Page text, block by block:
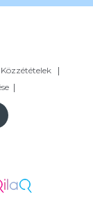
Közzétételek